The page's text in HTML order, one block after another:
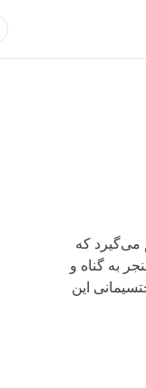
می‌گیرد که
به گناه و
این